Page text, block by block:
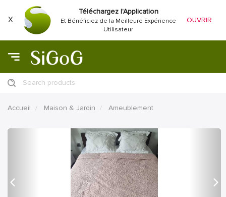
X
Téléchargez l'Application
Et Bénéficiez de la Meilleure Expérience
Utilisateur
OUVRIR
Search products
Accueil Maison & Jardin Ameublement